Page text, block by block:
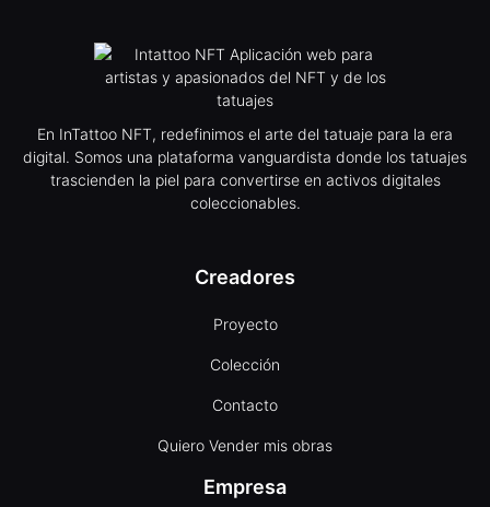
En InTattoo NFT, redefinimos el arte del tatuaje para la era
digital. Somos una plataforma vanguardista donde los tatuajes
trascienden la piel para convertirse en activos digitales
coleccionables.
Creadores
Proyecto
Colección
Contacto
Quiero Vender mis obras
Empresa